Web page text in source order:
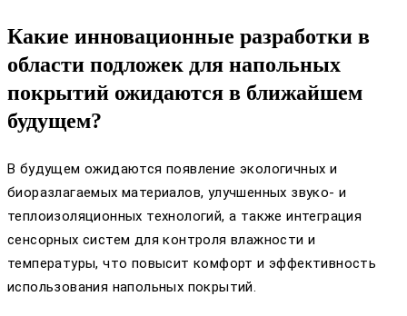
Какие инновационные разработки в
области подложек для напольных
покрытий ожидаются в ближайшем
будущем?
В будущем ожидаются появление экологичных и
биоразлагаемых материалов, улучшенных звуко- и
теплоизоляционных технологий, а также интеграция
сенсорных систем для контроля влажности и
температуры, что повысит комфорт и эффективность
использования напольных покрытий.